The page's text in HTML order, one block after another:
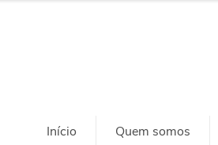
Início Quem somos